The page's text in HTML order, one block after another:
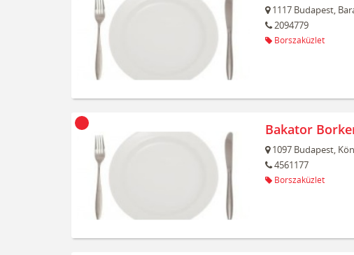
1117 Budapest,
2094779
Borszaküzlet
Bakator
1097 Budapest,
4561177
Borszaküzlet